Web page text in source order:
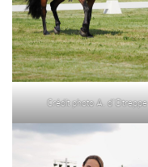
Crédit photo A. d’Otreppe